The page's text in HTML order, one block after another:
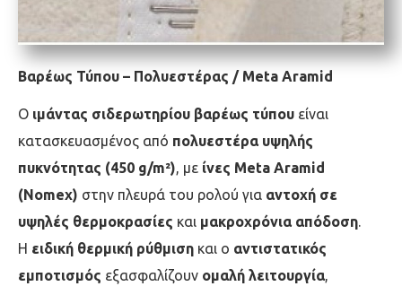
Βαρέως Τύπου – Πολυεστέρας / Meta Aramid
Ο ιμάντας σιδερωτηρίου βαρέως τύπου είναι
κατασκευασμένος από πολυεστέρα υψηλής
πυκνότητας (450 g/m²) , με ίνες Meta Aramid
(Nomex) στην πλευρά του ρολού για αντοχή σε
υψηλές θερμοκρασίες και μακροχρόνια απόδοση
Η ειδική θερμική ρύθμιση και ο αντιστατικός
εμποτισμός εξασφαλίζουν ομαλή λειτουργία